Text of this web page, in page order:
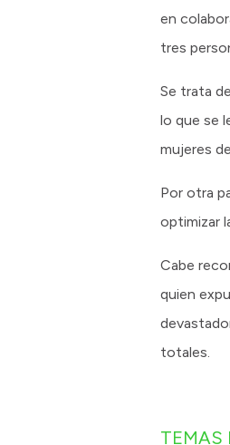
en
tres
Se trata
lo que se
mujeres
Por otra
optimizar
Cabe
quien
totales.
TEMAS